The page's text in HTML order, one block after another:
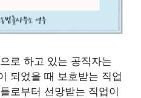
로 하고 있는 공직자는
되었을 때 보호받는 직업
로부터 선망받는 직업이